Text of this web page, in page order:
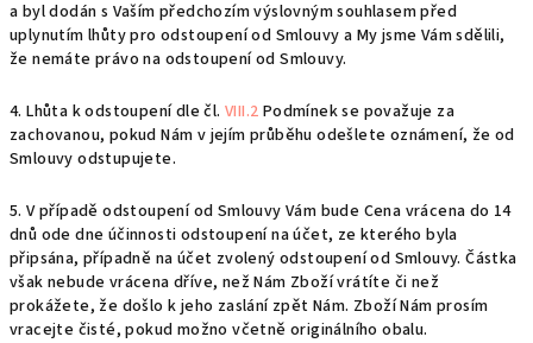
a byl dodán s Vaším předchozím výslovným souhlasem před
uplynutím lhůty pro odstoupení od Smlouvy a My jsme Vám sdělili,
že nemáte právo na odstoupení od Smlouvy.
4. Lhůta k odstoupení dle čl. VIII.2 Podmínek se považuje za
zachovanou, pokud Nám v jejím průběhu odešlete oznámení, že od
Smlouvy odstupujete.
5. V případě odstoupení od Smlouvy Vám bude Cena vrácena do 14
dnů ode dne účinnosti odstoupení na účet, ze kterého byla
připsána, případně na účet zvolený odstoupení od Smlouvy. Částka
však nebude vrácena dříve, než Nám Zboží vrátíte či než
prokážete, že došlo k jeho zaslání zpět Nám. Zboží Nám prosím
vracejte čisté, pokud možno včetně originálního obalu.